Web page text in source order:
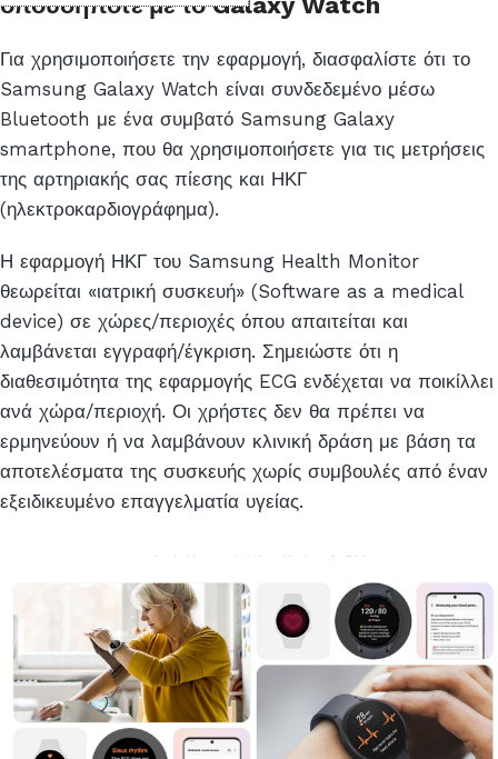
Για χρησιμοποιήσετε την εφαρμογή, διασφαλίστε ότι το
Samsung Galaxy Watch είναι συνδεδεμένο μέσω
Bluetooth με ένα συμβατό Samsung Galaxy
smartphone, που θα χρησιμοποιήσετε για τις μετρήσεις
της αρτηριακής σας πίεσης και ΗΚΓ
(ηλεκτροκαρδιογράφημα).
Η εφαρμογή ΗΚΓ του Samsung Health Monitor
θεωρείται «ιατρική συσκευή» (Software as a medical
device) σε χώρες/περιοχές όπου απαιτείται και
λαμβάνεται εγγραφή/έγκριση. Σημειώστε ότι η
διαθεσιμότητα της εφαρμογής ECG ενδέχεται να ποικίλλει
ανά χώρα/περιοχή. Οι χρήστες δεν θα πρέπει να
ερμηνεύουν ή να λαμβάνουν κλινική δράση με βάση τα
αποτελέσματα της συσκευής χωρίς συμβουλές από έναν
εξειδικευμένο επαγγελματία υγείας.